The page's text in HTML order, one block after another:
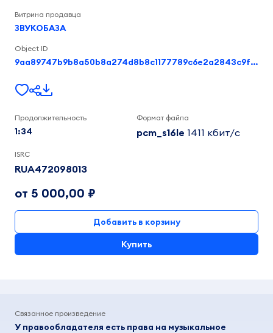
Витрина продавца
ЗВУКОБАЗА
Object ID
9aa89747b9b8a50b8a274d8b8c1177789c6e2a2843c9f9b44602a3f9babba593
Продолжительность
1:34
Формат файла
pcm_s16le 1411 кбит/c
ISRC
RUA472098013
от 5 000,00 ₽
Добавить в корзину
Купить
Связанное произведение
У правообладателя есть права на музыкальное